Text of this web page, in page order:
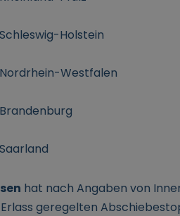
Schleswig-Holstein
Nordrhein-Westfalen
Brandenburg
Saarland
hat nach Angaben von
geregelten